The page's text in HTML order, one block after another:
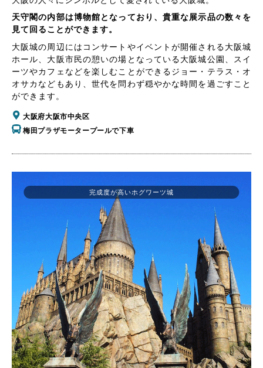
天守閣の内部は博物館となっており、貴重な展示品の数々を
見て回ることができます。
大阪城の周辺にはコンサートやイベントが開催される大阪城
ホール、大阪市民の憩いの場となっている大阪城公園、スイ
ーツやカフェなどを楽しむことができるジョー・テラス・オ
オサカなどもあり、世代を問わず穏やかな時間を過ごすこと
ができます。
大阪府大阪市中央区
梅田プラザモータープールで下車
完成度が高いホグワーツ城